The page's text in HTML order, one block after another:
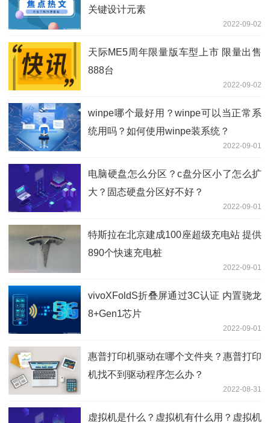
关键设计元素
2022-09-02
天际ME5周年限量版车型上市 限量出售
888台
2022-09-02
winpe哪个最好用？winpe可以当正常系
统用吗？如何使用winpe装系统？
2022-09-01
电脑硬盘怎么分区？c盘分区小了怎么扩
大？固态硬盘分区好不好？
2022-09-01
特斯拉在北京建成100座超级充电站 提供
890个快速充电桩
2022-09-01
vivoXFoldS折叠屏通过3C认证 内置骁龙
8+Gen1芯片
2022-09-01
惠普打印机驱动在哪个文件夹？惠普打印
机找不到驱动程序怎么办？
2022-08-31
虚拟机是什么？虚拟机有什么用？虚拟机